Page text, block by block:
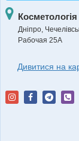
Косметологія
Дніпро,
Рабочая 25А
Дивитися на